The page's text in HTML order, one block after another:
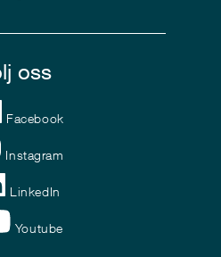
oss
Facebook
Instagram
LinkedIn
Youtube